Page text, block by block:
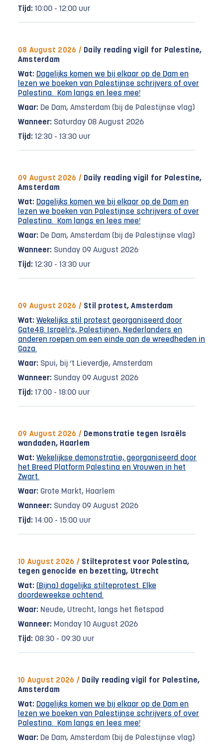
Tijd: 10:00 - 12:00 uur
08 August 2026 / Daily reading vigil for Palestine,
Amsterdam
Wat: Dagelijks komen we bij elkaar op de Dam en
lezen we boeken van Palestijnse schrijvers of over
Palestina. Kom langs en lees mee!
Waar: De Dam, Amsterdam (bij de Palestijnse vlag)
Wanneer: Saturday 08 August 2026
Tijd: 12:30 - 13:30 uur
09 August 2026 / Daily reading vigil for Palestine,
Amsterdam
Wat: Dagelijks komen we bij elkaar op de Dam en
lezen we boeken van Palestijnse schrijvers of over
Palestina. Kom langs en lees mee!
Waar: De Dam, Amsterdam (bij de Palestijnse vlag)
Wanneer: Sunday 09 August 2026
Tijd: 12:30 - 13:30 uur
09 August 2026 / Stil protest, Amsterdam
Wat: Wekelijks stil protest georganiseerd door
Gate48. Israëli's, Palestijnen, Nederlanders en
anderen roepen om een einde aan de wreedheden in
Gaza.
Waar: Spui, bij ‘t Lieverdje, Amsterdam
Wanneer: Sunday 09 August 2026
Tijd: 17:00 - 18:00 uur
09 August 2026 / Demonstratie tegen Israëls
wandaden, Haarlem
Wat: Wekelijkse demonstratie, georganiseerd door
het Breed Platform Palestina en Vrouwen in het
Zwart.
Waar: Grote Markt, Haarlem
Wanneer: Sunday 09 August 2026
Tijd: 14:00 - 15:00 uur
10 August 2026 / Stilteprotest voor Palestina,
tegen genocide en bezetting, Utrecht
Wat: (Bijna) dagelijks stilteprotest. Elke
doordeweekse ochtend.
Waar: Neude, Utrecht, langs het fietspad
Wanneer: Monday 10 August 2026
Tijd: 08:30 - 09:30 uur
10 August 2026 / Daily reading vigil for Palestine,
Amsterdam
Wat: Dagelijks komen we bij elkaar op de Dam en
lezen we boeken van Palestijnse schrijvers of over
Palestina. Kom langs en lees mee!
Waar: De Dam, Amsterdam (bij de Palestijnse vlag)